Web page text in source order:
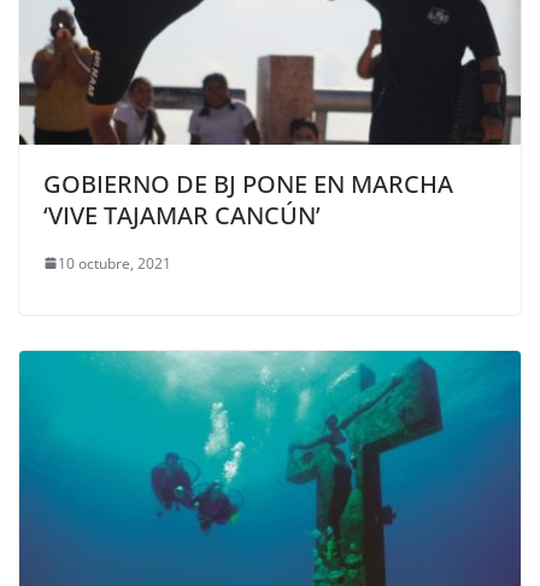
GOBIERNO DE BJ PONE EN MARCHA
‘VIVE TAJAMAR CANCÚN’
10 octubre, 2021